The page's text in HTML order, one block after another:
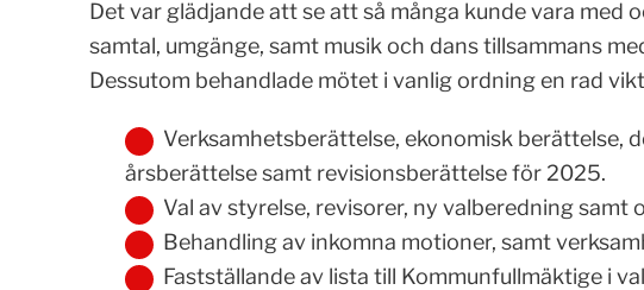
Det var glädjande att se att så många kunde vara med
samtal, umgänge, samt musik och dans tillsammans
Dessutom behandlade mötet i vanlig ordning en rad
Verksamhetsberättelse, ekonomisk berättelse,
årsberättelse samt revisionsberättelse för 2025.
Val av styrelse, revisorer, ny valberedning samt
Behandling av inkomna motioner, samt
Fastställande av lista till Kommunfullmäktige i